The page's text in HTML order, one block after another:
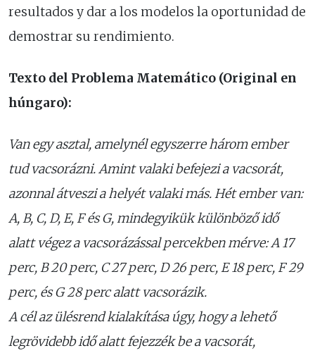
resultados y dar a los modelos la oportunidad de
demostrar su rendimiento.
Texto del Problema Matemático (Original en
húngaro):
Van egy asztal, amelynél egyszerre három ember
tud vacsorázni. Amint valaki befejezi a vacsorát,
azonnal átveszi a helyét valaki más. Hét ember van:
A, B, C, D, E, F és G, mindegyikük különböző idő
alatt végez a vacsorázással percekben mérve: A 17
perc, B 20 perc, C 27 perc, D 26 perc, E 18 perc, F 29
perc, és G 28 perc alatt vacsorázik.
A cél az ülésrend kialakítása úgy, hogy a lehető
legrövidebb idő alatt fejezzék be a vacsorát,